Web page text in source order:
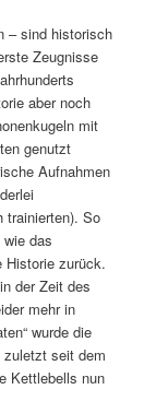
– sind historisch
Zeugnisse
aber noch
mit
genutzt
Aufnahmen
trainierten). So
das
Historie zurück.
der Zeit des
mehr in
wurde die
zuletzt seit dem
Kettlebells nun